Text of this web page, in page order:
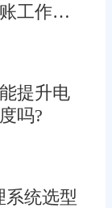
工作效
提升电
吗?
系统选型